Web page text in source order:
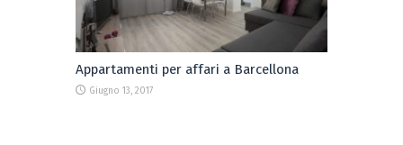
Appartamenti per affari a Barcellona
Giugno 13, 2017